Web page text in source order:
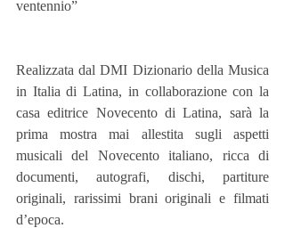
ventennio”
Realizzata dal DMI Dizionario della Musica
in Italia di Latina, in collaborazione con la
casa editrice Novecento di Latina, sarà la
prima mostra mai allestita sugli aspetti
musicali del Novecento italiano, ricca di
documenti, autografi, dischi, partiture
originali, rarissimi brani originali e filmati
d’epoca.